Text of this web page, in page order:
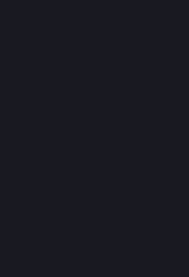
Puedes solicitar un
durante los siguientes
comprados en Steam y no
Para algunos contenidos y
periódico (p. ej., mensual o
recurrente. Si una
durante el ciclo de
reembolso durante las 48
cualquier renovación
se ha utilizado si se ha
suscripción durante el ciclo
utilizado, consumido,
beneficios o descuentos